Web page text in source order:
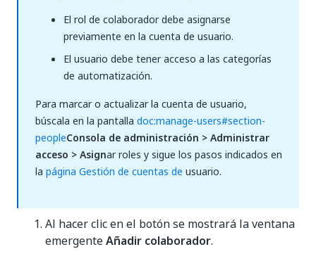
El rol de colaborador debe asignarse
previamente en la cuenta de usuario.
El usuario debe tener acceso a las categorías
de automatización.
Para marcar o actualizar la cuenta de usuario,
búscala en la pantalla doc:manage-users#section-
peopleConsola de administración > Administrar
acceso > Asignar roles y sigue los pasos indicados en
la página Gestión de cuentas de usuario.
Al hacer clic en el botón se mostrará la ventana
emergenteAñadir colaborador.